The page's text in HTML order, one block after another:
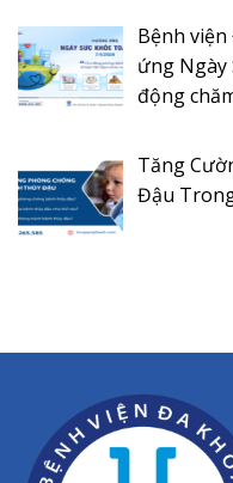
Bệnh
ứng Ngày
động
Tăng
Đậu